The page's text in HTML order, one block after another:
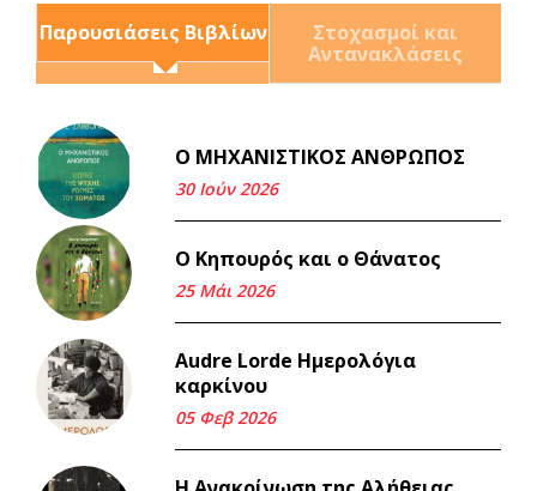
Παρουσιάσεις Βιβλίων
Στοχασμοί και
Αντανακλάσεις
Ο ΜΗΧΑΝΙΣΤΙΚΟΣ ΑΝΘΡΩΠΟΣ
30 Ιούν 2026
Ο Κηπουρός και ο Θάνατος
25 Μάι 2026
Audre Lorde Ημερολόγια
καρκίνου
05 Φεβ 2026
Και τα λεφτά ξαναγυρίζουν
σε σένα.
Μνήμη Νίκου Μαλάμου
Iμάντες και μετα - πράτες
(βαποράκια) μέρος
δεύτερον, με τον τρόπο του